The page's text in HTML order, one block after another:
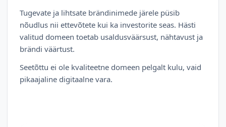
Tugevate ja lihtsate brändinimede järele püsib
nõudlus nii ettevõtete kui ka investorite seas. Hästi
valitud domeen toetab usaldusväärsust, nähtavust ja
brändi väärtust.
Seetõttu ei ole kvaliteetne domeen pelgalt kulu, vaid
pikaajaline digitaalne vara.